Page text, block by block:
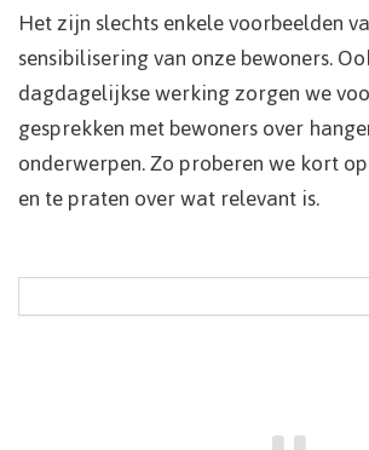
Het zijn slechts enkele voorbeelden
sensibilisering van onze bewoners.
dagdagelijkse werking zorgen we
gesprekken met bewoners over
onderwerpen. Zo proberen we kort
en te praten over wat relevant is.